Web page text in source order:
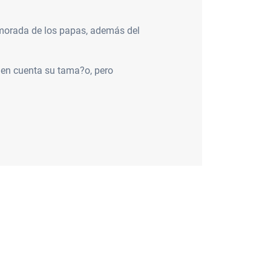
de los papas, además del
cuenta su tama?o, pero